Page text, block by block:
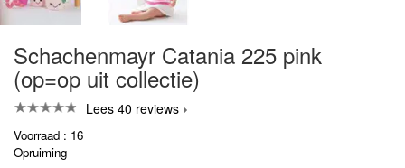
Schachenmayr Catania 225 pink
(op=op uit collectie)
Lees 40 reviews
Voorraad : 16
Opruiming